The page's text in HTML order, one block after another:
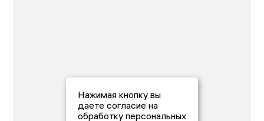
Нажимая кнопку вы
даете согласие на
обработку персональных